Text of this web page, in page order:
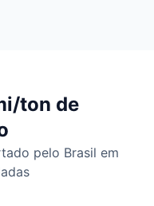
ton de
pelo Brasil em